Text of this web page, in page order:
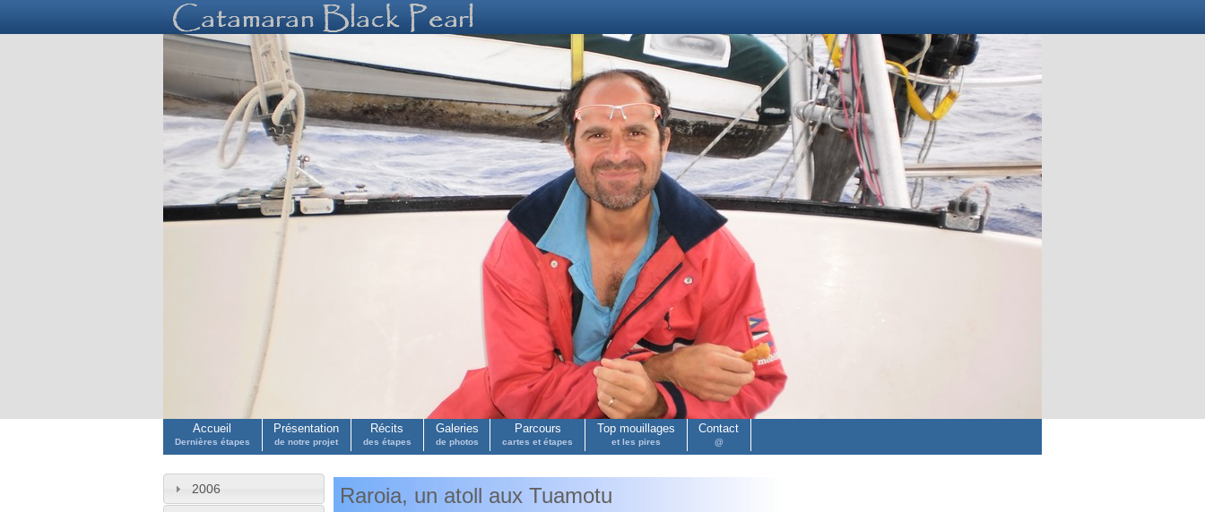
Accueil
Dernières étapes
Présentation
de notre projet
Récits
des étapes
Galeries
de photos
Parcours
cartes et étapes
Top mouillages
et les pires
Contact
@
2006 Raroia, un atoll aux Tuamotu